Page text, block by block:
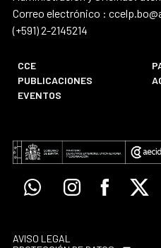
Correo electrónico :
(+591) 2-2145214
CCE
PUBLICACIONES
EVENTOS
WhatsappInstagramFacebook
X
AVISO LEGAL